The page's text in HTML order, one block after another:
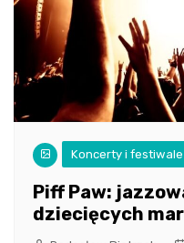
Koncerty i festiwale
Piff Paw:
dziecięcych